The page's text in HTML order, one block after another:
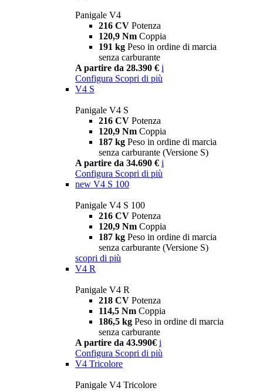
Panigale V4
216 CV Potenza
120,9 Nm Coppia
191 kg Peso in ordine di marcia
senza carburante
A partire da 28.390 € i
Configura Scopri di più
V4 S
Panigale V4 S
216 CV Potenza
120,9 Nm Coppia
187 kg Peso in ordine di marcia
senza carburante (Versione S)
A partire da 34.690 € i
Configura Scopri di più
new V4 S 100
Panigale V4 S 100
216 CV Potenza
120,9 Nm Coppia
187 kg Peso in ordine di marcia
senza carburante (Versione S)
scopri di più
V4 R
Panigale V4 R
218 CV Potenza
114,5 Nm Coppia
186,5 kg Peso in ordine di marcia
senza carburante
A partire da 43.990€ i
Configura Scopri di più
V4 Tricolore
Panigale V4 Tricolore